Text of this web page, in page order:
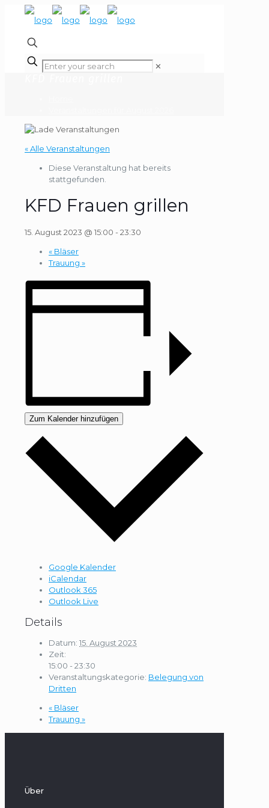
✕
« Alle Veranstaltungen
Diese Veranstaltung hat bereits
stattgefunden.
KFD Frauen grillen
15. August 2023 @ 15:00 -23:30
« Bläser
Trauung »
Zum Kalender hinzufügen
Google Kalender
iCalendar
Outlook 365
Outlook Live
Details
Datum: 15. August 2023
Zeit:
15:00 - 23:30
Veranstaltungskategorie: Belegung von
Dritten
« Bläser
Trauung »
Über